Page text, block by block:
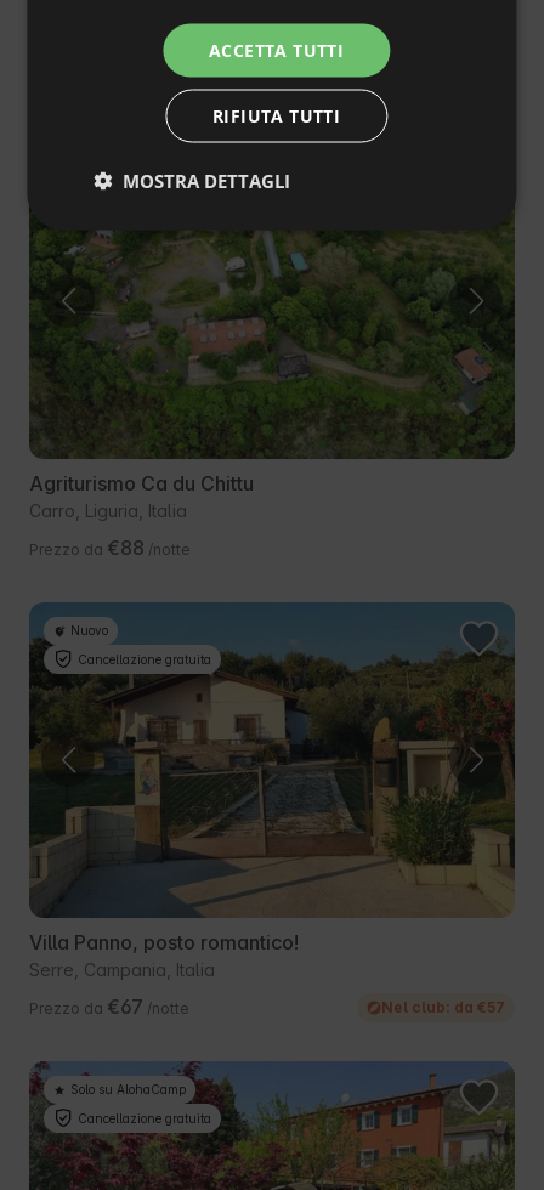
€4639/notte
Luoghi simili
Pasti deliziosi disponibili
Agriturismo Ca du Chittu
Carro, Liguria, Italia
Prezzo da €88 /notte
Nuovo
Cancellazione gratuita
Villa Panno, posto romantico!
Serre, Campania, Italia
Prezzo da €67 /notte Nel club: da €57
Solo su AlohaCamp
Cancellazione gratuita
ACCETTA TUTTI
RIFIUTA TUTTI
MOSTRA DETTAGLI